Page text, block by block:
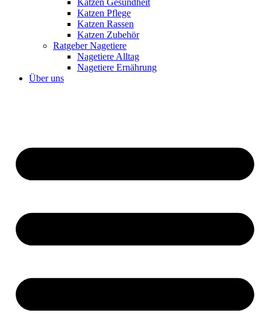
Katzen Pflege
Katzen Rassen
Katzen Zubehör
Ratgeber Nagetiere
Nagetiere Alltag
Nagetiere Ernährung
Über uns